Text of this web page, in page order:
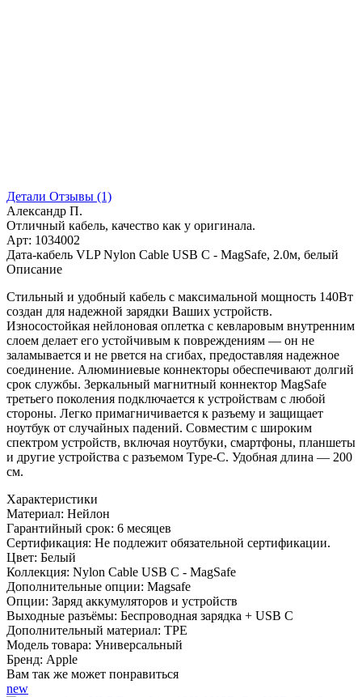
Детали Отзывы (1)
Александр П.
Отличный кабель, качество как у оригинала.
Арт: 1034002
Дата-кабель VLP Nylon Cable USB C - MagSafe, 2.0м, белый
Описание
Стильный и удобный кабель с максимальной мощность 140Вт
создан для надежной зарядки Ваших устройств.
Износостойкая нейлоновая оплетка с кевларовым внутренним
слоем делает его устойчивым к повреждениям — он не
заламывается и не рвется на сгибах, предоставляя надежное
соединение. Алюминиевые коннекторы обеспечивают долгий
срок службы. Зеркальный магнитный коннектор MagSafe
третьего поколения подключается к устройствам с любой
стороны. Легко примагничивается к разъему и защищает
ноутбук от случайных падений. Совместим с широким
спектром устройств, включая ноутбуки, смартфоны, планшеты
и другие устройства с разъемом Type-C. Удобная длина — 200
см.
Характеристики
Материал: Нейлон
Гарантийный срок: 6 месяцев
Сертификация: Не подлежит обязательной сертификации.
Цвет: Белый
Коллекция: Nylon Cable USB C - MagSafe
Дополнительные опции: Magsafe
Опции: Заряд аккумуляторов и устройств
Выходные разъёмы: Беспроводная зарядка + USB C
Дополнительный материал: TPE
Модель товара: Универсальный
Бренд: Apple
Вам так же может понравиться
new